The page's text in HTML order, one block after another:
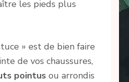
les pieds plus
» est de bien faire
de vos chaussures,
pointus ou arrondis